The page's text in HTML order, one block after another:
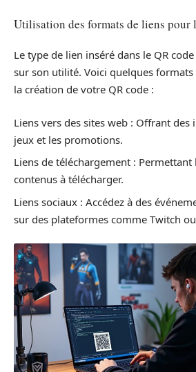
Utilisation des formats de liens pour
Le type de lien inséré dans le QR
sur son utilité. Voici quelques
la création de votre QR code :
Liens vers des sites web : Offrant
jeux et les promotions.
Liens de téléchargement : Permettant
contenus à télécharger.
Liens sociaux : Accédez à des
sur des plateformes comme Twitch